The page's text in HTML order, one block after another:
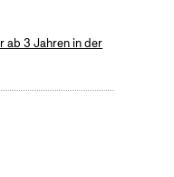
ab 3 Jahren in der